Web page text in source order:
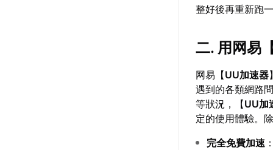
整好後再重新跑
二. 用网易
网易【UU加速器
遇到的各類網路
等狀況，【UU加
定的使用體驗。
完全免費加速